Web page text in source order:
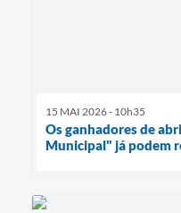
15 MAI 2026 - 10h35
Os ganhadores de
Municipal" já podem